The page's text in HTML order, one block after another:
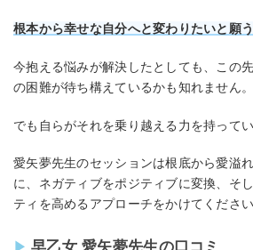
根本から幸せな自分へと変わりたいと願
今抱える悩みが解決したとしても、この
の困難が待ち構えているかも知れません。
でも自らがそれを乗り越える力を持って
愛矢夢先生のセッションは根底から愛溢
に、ネガティブをポジティブに変換、そ
ティを高めるアプローチをかけてください